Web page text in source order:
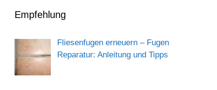
Empfehlung
Fliesenfugen erneuern – Fugen
Reparatur: Anleitung und Tipps